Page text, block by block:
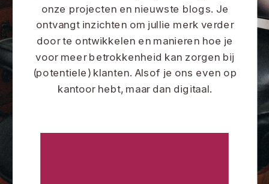
onze projecten en nieuwste blogs. Je
ontvangt inzichten om jullie merk verder
door te ontwikkelen en manieren hoe je
voor meer betrokkenheid kan zorgen bij
(potentiele) klanten. Alsof je ons even op
kantoor hebt, maar dan digitaal.